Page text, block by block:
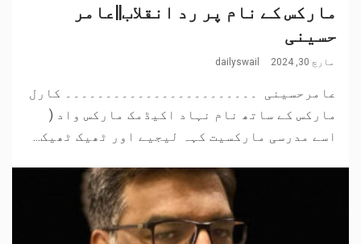
مارکس کے نام پر رد انقلاب||عامر
حسینی
مارچ 30, 2024 dailyswail
عامرحسینی ۔۔۔۔۔۔۔۔۔۔۔۔۔۔۔۔۔۔۔۔۔۔۔۔ کارل
مارکس کے ساتھ نام نہاد اکیڈمک مارکس واد (
اسے مدرسی مارکسیت کہہ لیجیے اور ٹھیک ٹھیک...